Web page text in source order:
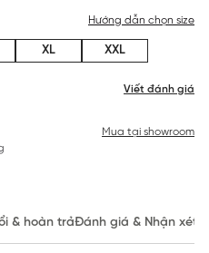
Viết đánh giá
Hướng dẫn chọn size
XL XXL
Mua tại showroom
& hoàn trảĐánh giá & Nhận xét